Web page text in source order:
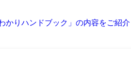
りハンドブック」の内容をご紹